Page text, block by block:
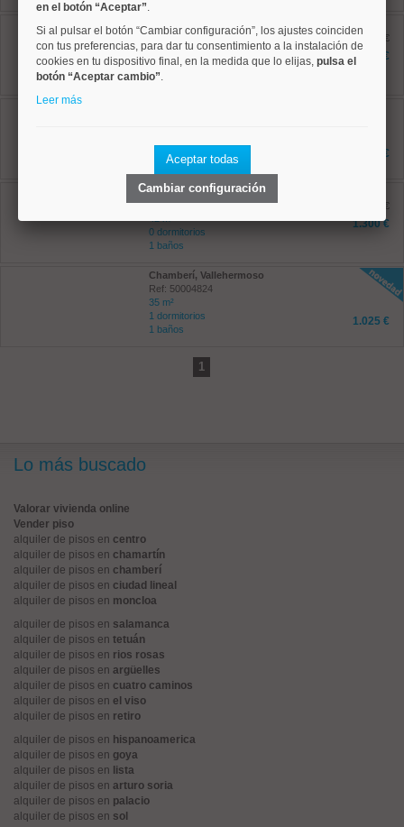
Chamartín, Hispanoamerica
Ref: 50004678
90 m²
2 dormitorios
2 baños
antes 1.950 €
1.850 €
1 dormitorios
2 baños
1.195 €
Salamanca, Guindalera
Ref: 50004673
0 dormitorios
1 baños
antes 1.395 €
1.300 €
Chamberí, Vallehermoso
Ref: 50004824
35 m²
1 dormitorios
1 baños
1.025 €
1
Lo más buscado
Valorar vivienda online
Vender piso
alquiler de pisos en centro
alquiler de pisos en chamartín
alquiler de pisos en chamberí
alquiler de pisos en ciudad lineal
alquiler de pisos en moncloa
alquiler de pisos en salamanca
alquiler de pisos en tetuán
alquiler de pisos en rios rosas
alquiler de pisos en argüelles
alquiler de pisos en cuatro caminos
alquiler de pisos en el viso
alquiler de pisos en retiro
alquiler de pisos en hispanoamerica
alquiler de pisos en goya
alquiler de pisos en lista
alquiler de pisos en arturo soria
alquiler de pisos en palacio
alquiler de pisos en sol
en el botón “Aceptar”.
Si al pulsar el botón “Cambiar configuración”, los ajustes coinciden
con tus preferencias, para dar tu consentimiento a la instalación de
cookies en tu dispositivo final, en la medida que lo elijas, pulsa el
botón “Aceptar cambio”.
Leer más
Aceptar todas
Cambiar configuración